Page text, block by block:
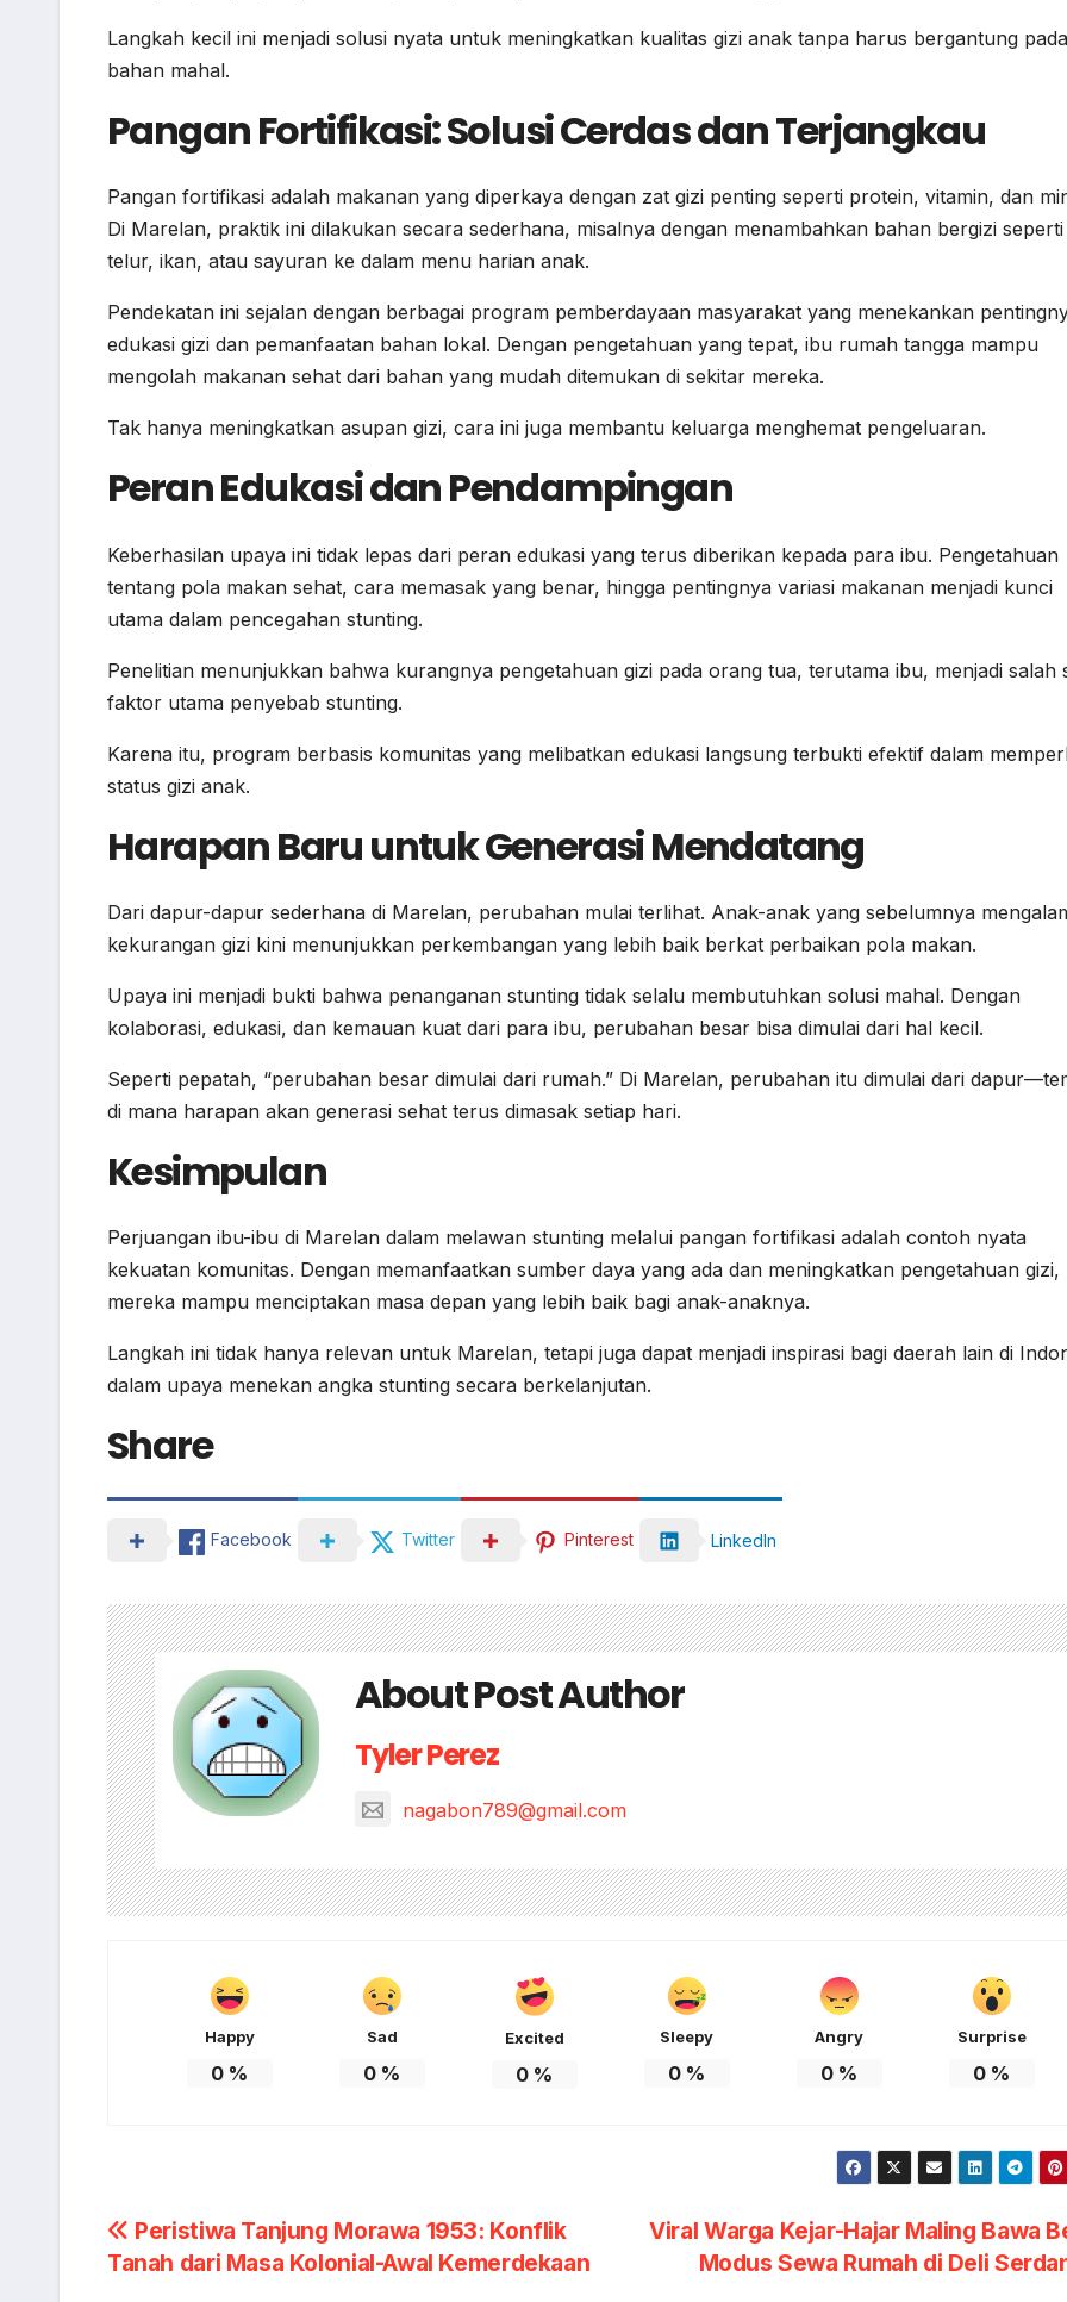
Langkah kecil ini menjadi solusi nyata untuk meningkatkan kualitas gizi anak tanpa harus bergantung pada
bahan mahal.
Pangan Fortifikasi: Solusi Cerdas dan Terjangkau
Pangan fortifikasi adalah makanan yang diperkaya dengan zat gizi penting seperti protein, vitamin, dan
Di Marelan, praktik ini dilakukan secara sederhana, misalnya dengan menambahkan bahan bergizi seperti
telur, ikan, atau sayuran ke dalam menu harian anak.
Pendekatan ini sejalan dengan berbagai program pemberdayaan masyarakat yang menekankan
edukasi gizi dan pemanfaatan bahan lokal. Dengan pengetahuan yang tepat, ibu rumah tangga mampu
mengolah makanan sehat dari bahan yang mudah ditemukan di sekitar mereka.
Tak hanya meningkatkan asupan gizi, cara ini juga membantu keluarga menghemat pengeluaran.
Peran Edukasi dan Pendampingan
Keberhasilan upaya ini tidak lepas dari peran edukasi yang terus diberikan kepada para ibu. Pengetahuan
tentang pola makan sehat, cara memasak yang benar, hingga pentingnya variasi makanan menjadi kunci
utama dalam pencegahan stunting.
Penelitian menunjukkan bahwa kurangnya pengetahuan gizi pada orang tua, terutama ibu, menjadi salah
faktor utama penyebab stunting.
Karena itu, program berbasis komunitas yang melibatkan edukasi langsung terbukti efektif dalam
status gizi anak.
Harapan Baru untuk Generasi Mendatang
Dari dapur-dapur sederhana di Marelan, perubahan mulai terlihat. Anak-anak yang sebelumnya
kekurangan gizi kini menunjukkan perkembangan yang lebih baik berkat perbaikan pola makan.
Upaya ini menjadi bukti bahwa penanganan stunting tidak selalu membutuhkan solusi mahal. Dengan
kolaborasi, edukasi, dan kemauan kuat dari para ibu, perubahan besar bisa dimulai dari hal kecil.
Seperti pepatah, “perubahan besar dimulai dari rumah.” Di Marelan, perubahan itu dimulai dari
di mana harapan akan generasi sehat terus dimasak setiap hari.
Kesimpulan
Perjuangan ibu-ibu di Marelan dalam melawan stunting melalui pangan fortifikasi adalah contoh nyata
kekuatan komunitas. Dengan memanfaatkan sumber daya yang ada dan meningkatkan pengetahuan gizi,
mereka mampu menciptakan masa depan yang lebih baik bagi anak-anaknya.
Langkah ini tidak hanya relevan untuk Marelan, tetapi juga dapat menjadi inspirasi bagi daerah lain di
dalam upaya menekan angka stunting secara berkelanjutan.
Share
Facebook Twitter Pinterest LinkedIn
About Post Author
Tyler Perez
nagabon789@gmail.com
Happy
0 %
Sad
0 %
Excited
0 %
Sleepy
0 %
Angry
0 %
Surprise
0 %
Post
navigation
Viral Warga Kejar-Hajar Maling Bawa
Modus Sewa Rumah di Deli
Peristiwa Tanjung Morawa 1953: Konflik
Tanah dari Masa Kolonial-Awal Kemerdekaan